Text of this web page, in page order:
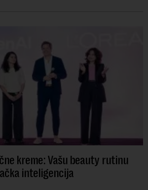
kreme: Vašu beauty rutinu
inteligencija